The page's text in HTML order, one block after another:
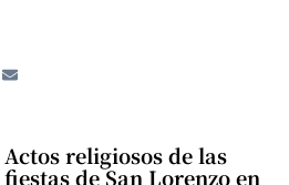
Actos religiosos de las
fiestas de San Lorenzo en